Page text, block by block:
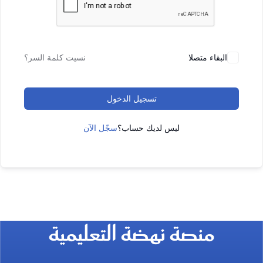
البقاء متصلا نسيت كلمة السر؟
تسجيل الدخول
ليس لديك حساب؟سجّل الآن
منصة نهضة التعليمية